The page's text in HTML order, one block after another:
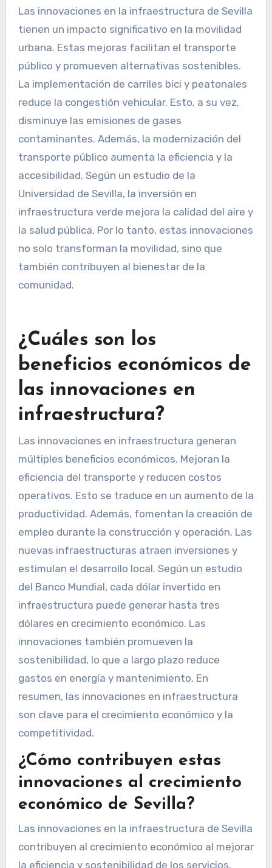
Las innovaciones en la infraestructura de Sevilla
tienen un impacto significativo en la movilidad
urbana. Estas mejoras facilitan el transporte
público y promueven alternativas sostenibles.
La implementación de carriles bici y peatonales
reduce la congestión vehicular. Esto, a su vez,
disminuye las emisiones de gases
contaminantes. Además, la modernización del
transporte público aumenta la eficiencia y la
accesibilidad. Según un estudio de la
Universidad de Sevilla, la inversión en
infraestructura verde mejora la calidad del aire y
la salud pública. Por lo tanto, estas innovaciones
no solo transforman la movilidad, sino que
también contribuyen al bienestar de la
comunidad.
¿Cuáles son los
beneficios económicos de
las innovaciones en
infraestructura?
Las innovaciones en infraestructura generan
múltiples beneficios económicos. Mejoran la
eficiencia del transporte y reducen costos
operativos. Esto se traduce en un aumento de la
productividad. Además, fomentan la creación de
empleo durante la construcción y operación. Las
nuevas infraestructuras atraen inversiones y
estimulan el desarrollo local. Según un estudio
del Banco Mundial, cada dólar invertido en
infraestructura puede generar hasta tres
dólares en crecimiento económico. Las
innovaciones también promueven la
sostenibilidad, lo que a largo plazo reduce
gastos en energía y mantenimiento. En
resumen, las innovaciones en infraestructura
son clave para el crecimiento económico y la
competitividad.
¿Cómo contribuyen estas
innovaciones al crecimiento
económico de Sevilla?
Las innovaciones en la infraestructura de Sevilla
contribuyen al crecimiento económico al mejorar
la eficiencia y sostenibilidad de los servicios.